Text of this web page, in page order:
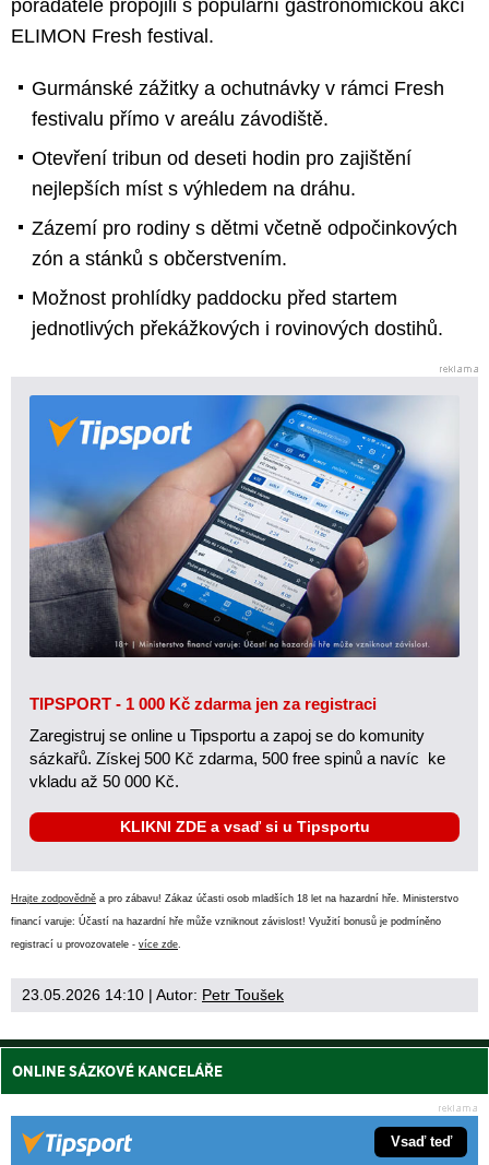
pořadatelé propojili s populární gastronomickou akcí
ELIMON Fresh festival.
Gurmánské zážitky a ochutnávky v rámci Fresh
festivalu přímo v areálu závodiště.
Otevření tribun od deseti hodin pro zajištění
nejlepších míst s výhledem na dráhu.
Zázemí pro rodiny s dětmi včetně odpočinkových
zón a stánků s občerstvením.
Možnost prohlídky paddocku před startem
jednotlivých překážkových i rovinových dostihů.
TIPSPORT - 1 000 Kč zdarma jen za registraci
Zaregistruj se online u Tipsportu a zapoj se do komunity
sázkařů. Získej 500 Kč zdarma, 500 free spinů a navíc ke
vkladu až 50 000 Kč.
KLIKNI ZDE a vsaď si u Tipsportu
Hrajte zodpovědně a pro zábavu! Zákaz účasti osob mladších 18 let na hazardní hře. Ministerstvo
financí varuje: Účastí na hazardní hře může vzniknout závislost! Využití bonusů je podmíněno
registrací u provozovatele - více zde
23.05.2026 14:10 | Autor: Petr Toušek
ONLINE SÁZKOVÉ KANCELÁŘE
Vsaď teď